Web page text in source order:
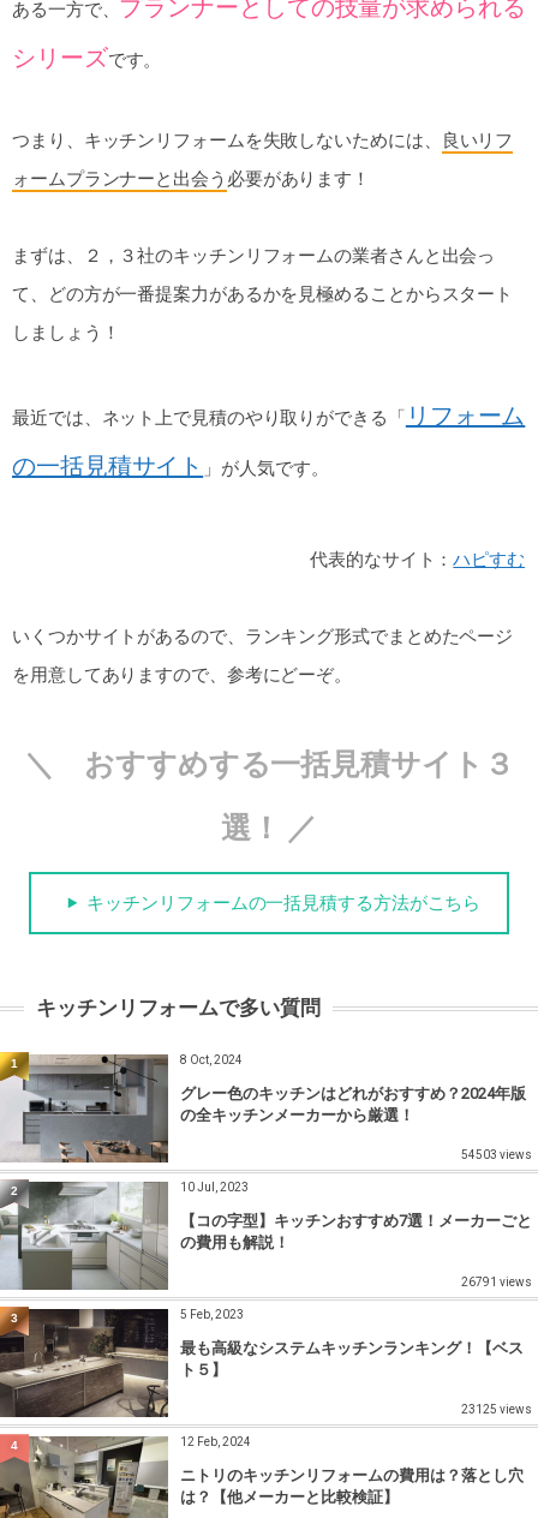
ある一方で、 プランナーとしての技量が求められる
シリーズです。
つまり、キッチンリフォームを失敗しないためには、
良いリフ
ォームプランナーと出会う 必要があります！
まずは、２，３社のキッチンリフォームの業者さんと出会っ
て、どの方が一番提案力があるかを見極めることからスタート
しましょう！
最近では、ネット上で見積のやり取りができる「 リフォーム
の一括見積サイト 」が人気です。
代表的なサイト：ハピすむ
いくつかサイトがあるので、ランキング形式でまとめたページ
を用意してありますので、参考にどーぞ。
＼ おすすめする一括見積サイト３
選！ ／
キッチンリフォームの一括見積する方法がこちら
キッチンリフォームで多い質問
8 Oct, 2024
グレー色のキッチンはどれがおすすめ？2024年版
の全キッチンメーカーから厳選！
54503 views
1
10 Jul, 2023
【コの字型】キッチンおすすめ7選！メーカーごと
の費用も解説！
26791 views
2
5 Feb, 2023
最も高級なシステムキッチンランキング！【ベス
ト５】
23125 views
3
12 Feb, 2024
ニトリのキッチンリフォームの費用は？落とし穴
は？【他メーカーと比較検証】
4